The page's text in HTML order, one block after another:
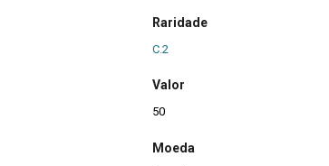
Raridade
C.2
Valor
50
Moeda